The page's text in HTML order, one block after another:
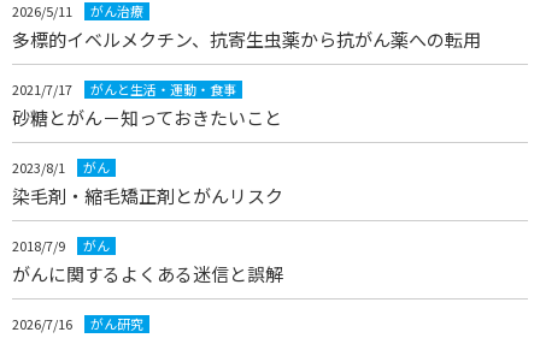
2026/5/11 がん治療
多標的イベルメクチン、抗寄生虫薬から抗がん薬への転用
2021/7/17 がんと生活・運動・食事
砂糖とがん－知っておきたいこと
2023/8/1 がん
染毛剤・縮毛矯正剤とがんリスク
2018/7/9 がん
がんに関するよくある迷信と誤解
2026/7/16 がん研究